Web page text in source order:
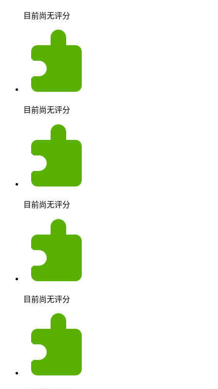
目前尚无评分
目前尚无评分
目前尚无评分
目前尚无评分